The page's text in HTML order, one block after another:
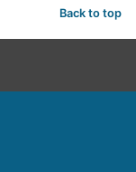
Back to top